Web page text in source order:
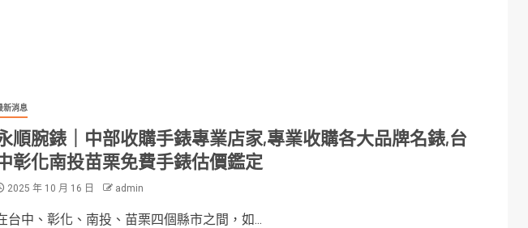
新消息
順腕錶｜中部收購手錶專業店家,專業收購各大品牌名錶,台
彰化南投苗栗免費手錶估價鑑定
2025 年 10 月 16 日 admin
台中、彰化、南投、苗栗四個縣市之間，如...